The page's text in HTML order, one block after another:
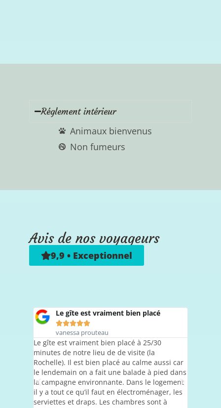
Réglement intérieur
Animaux bienvenus
Non fumeurs
Avis de nos voyageurs
9,9 • Exceptionnel
Le gîte est vraiment bien placé

vanessa prouteau
Le gîte est vraiment bien placé à 25/30
minutes de notre lieu de de visite (la
Rochelle). Il est bien placé au calme aussi car
le lendemain on a fait une balade à pied dans
la campagne environnante. Dans le logement
il y a tout ce qu’il faut en électroménager, les
serviettes et draps. Les chambres sont à